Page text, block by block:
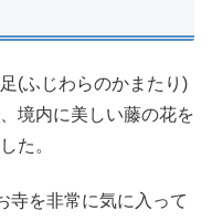
(ふじわらのかまたり)
境内に美しい藤の花を
た。
寺を非常に気に入って